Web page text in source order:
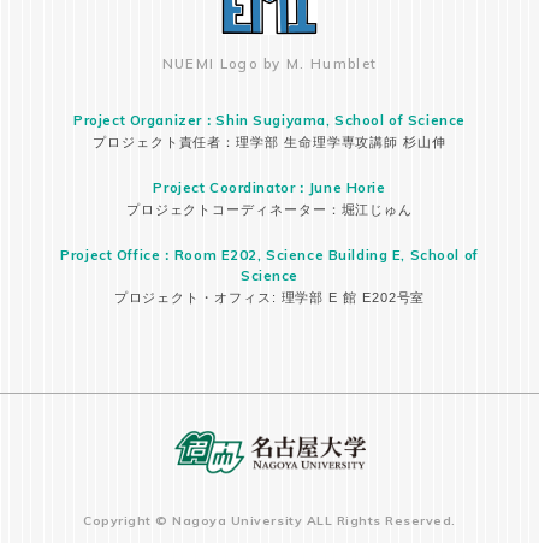
NUEMI Logo by M. Humblet
Project Organizer：Shin Sugiyama, School of Science
プロジェクト責任者：理学部 生命理学専攻講師 杉山伸
Project Coordinator：June Horie
プロジェクトコーディネーター：堀江じゅん
Project Office：Room E202, Science Building E, School of
Science
プロジェクト・オフィス: 理学部 E 館 E202号室
Copyright © Nagoya University ALL Rights Reserved.